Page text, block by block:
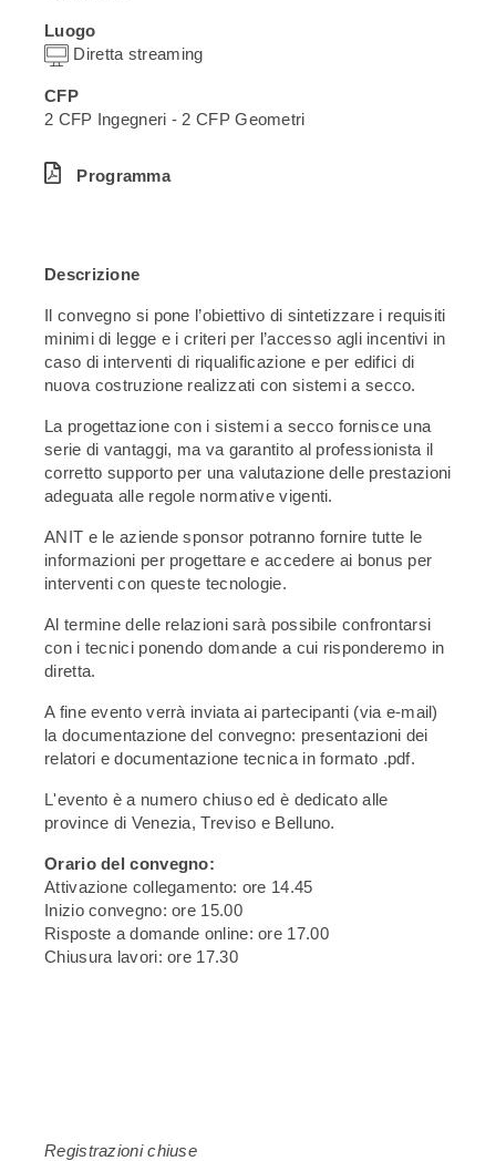
Luogo
Diretta streaming
CFP
2 CFP Ingegneri - 2 CFP Geometri
Programma
Descrizione
Il convegno si pone l’obiettivo di sintetizzare i requisiti
minimi di legge e i criteri per l’accesso agli incentivi in
caso di interventi di riqualificazione e per edifici di
nuova costruzione realizzati con sistemi a secco.
La progettazione con i sistemi a secco fornisce una
serie di vantaggi, ma va garantito al professionista il
corretto supporto per una valutazione delle prestazioni
adeguata alle regole normative vigenti.
ANIT e le aziende sponsor potranno fornire tutte le
informazioni per progettare e accedere ai bonus per
interventi con queste tecnologie.
Al termine delle relazioni sarà possibile confrontarsi
con i tecnici ponendo domande a cui risponderemo in
diretta.
A fine evento verrà inviata ai partecipanti (via e-mail)
la documentazione del convegno: presentazioni dei
relatori e documentazione tecnica in formato .pdf.
L'evento è a numero chiuso ed è dedicato alle
province di Venezia, Treviso e Belluno.
Orario del convegno:
Attivazione collegamento: ore 14.45
Inizio convegno: ore 15.00
Risposte a domande online: ore 17.00
Chiusura lavori: ore 17.30
Registrazioni chiuse